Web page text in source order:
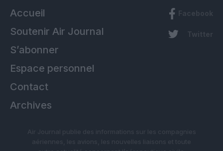
Accueil
Soutenir Air Journal
S’abonner
Espace personnel
Contact
Archives